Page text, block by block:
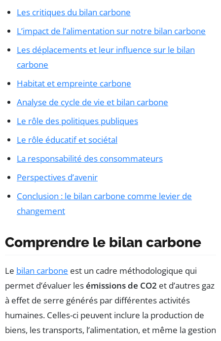
Les critiques du bilan carbone
L’impact de l’alimentation sur notre bilan carbone
Les déplacements et leur influence sur le bilan
carbone
Habitat et empreinte carbone
Analyse de cycle de vie et bilan carbone
Le rôle des politiques publiques
Le rôle éducatif et sociétal
La responsabilité des consommateurs
Perspectives d’avenir
Conclusion : le bilan carbone comme levier de
changement
Comprendre le bilan carbone
Le bilan carbone est un cadre méthodologique qui
permet d’évaluer lesémissions de CO2 et d’autres gaz
à effet de serre générés par différentes activités
humaines. Celles-ci peuvent inclure la production de
biens, les transports, l’alimentation, et même la gestion